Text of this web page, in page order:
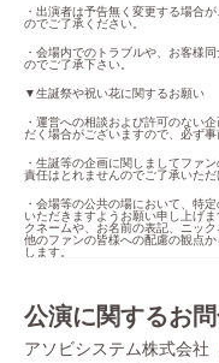
・出演者は予告無く変更する場合
のでご了承ください。
・会場内でのトラブルや、お客様
のでご了承下さい。
▼生誕祭や祝い花に関するお願い
・運営への相談および許可のない
だく場合がございますので、必ず
・生誕等の企画に関しましてファ
責任はとれませんのでご了承いた
・会場等の公共の場において、特
いただきますようお願い申し上げ
クネームや、お名前の表記、ニック
他のファンの皆様への配慮の観点
します。
公演に関するお
アソビシステム株式会社